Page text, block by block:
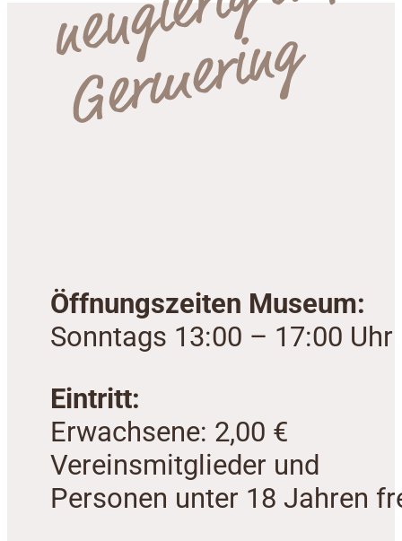
Öffnungszeiten Museum:
Sonntags 13:00 – 17:00 Uhr
Eintritt:
Erwachsene: 2,00 €
Vereinsmitglieder und
Personen unter 18 Jahren